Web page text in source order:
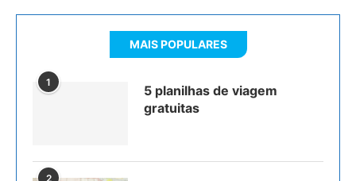
MAIS POPULARES
1
5 planilhas de viagem
gratuitas
2